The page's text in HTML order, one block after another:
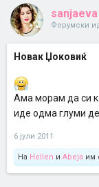
sanjaeva
Форумски
Новак Џоковиќ
Ама морам да си
иде одма глуми
6 јули 2011
На Hellen и Abeja им